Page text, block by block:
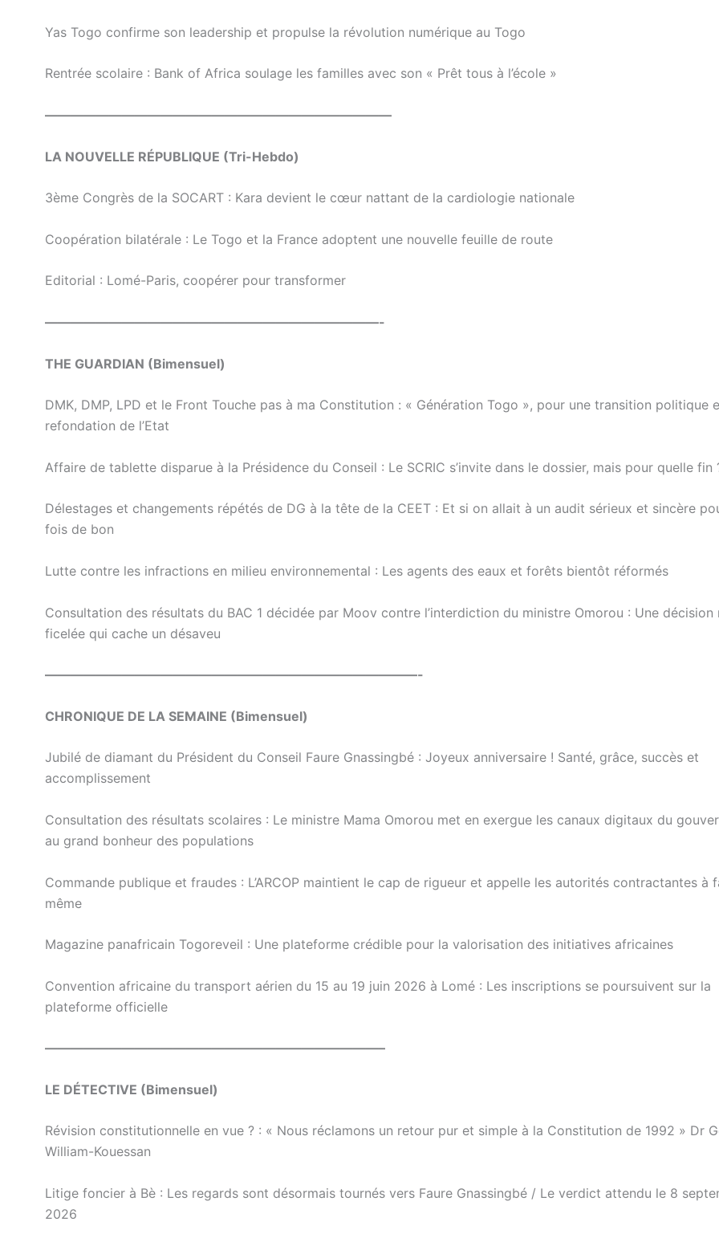
Yas Togo confirme son leadership et propulse la révolution numérique au Togo
Rentrée scolaire : Bank of Africa soulage les familles avec son « Prêt tous à l’école »
———————————————————————————
LA NOUVELLE RÉPUBLIQUE (Tri-Hebdo)
3ème Congrès de la SOCART : Kara devient le cœur nattant de la cardiologie nationale
Coopération bilatérale : Le Togo et la France adoptent une nouvelle feuille de route
Editorial : Lomé-Paris, coopérer pour transformer
——————————————————————————-
THE GUARDIAN (Bimensuel)
DMK, DMP, LPD et le Front Touche pas à ma Constitution : « Génération Togo », pour une transition politique
refondation de l’Etat
Affaire de tablette disparue à la Présidence du Conseil : Le SCRIC s’invite dans le dossier, mais pour quelle fin
Délestages et changements répétés de DG à la tête de la CEET : Et si on allait à un audit sérieux et sincère
fois de bon
Lutte contre les infractions en milieu environnemental : Les agents des eaux et forêts bientôt réformés
Consultation des résultats du BAC 1 décidée par Moov contre l’interdiction du ministre Omorou : Une décision
ficelée qui cache un désaveu
—————————————————————————————-
CHRONIQUE DE LA SEMAINE (Bimensuel)
Jubilé de diamant du Président du Conseil Faure Gnassingbé : Joyeux anniversaire ! Santé, grâce, succès et
accomplissement
Consultation des résultats scolaires : Le ministre Mama Omorou met en exergue les canaux digitaux du
au grand bonheur des populations
Commande publique et fraudes : L’ARCOP maintient le cap de rigueur et appelle les autorités contractantes à
même
Magazine panafricain Togoreveil : Une plateforme crédible pour la valorisation des initiatives africaines
Convention africaine du transport aérien du 15 au 19 juin 2026 à Lomé : Les inscriptions se poursuivent sur la
plateforme officielle
——————————————————————————–
LE DÉTECTIVE (Bimensuel)
Révision constitutionnelle en vue ? : « Nous réclamons un retour pur et simple à la Constitution de 1992 » Dr
William-Kouessan
Litige foncier à Bè : Les regards sont désormais tournés vers Faure Gnassingbé / Le verdict attendu le 8
2026